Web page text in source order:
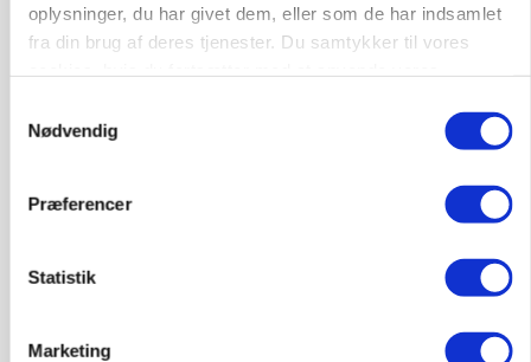
oplysninger, du har givet dem, eller som de har indsamlet
fra din brug af deres tjenester. Du samtykker til vores
Nødvendig
Præferencer
Statistik
Marketing
Annonce
Loading...